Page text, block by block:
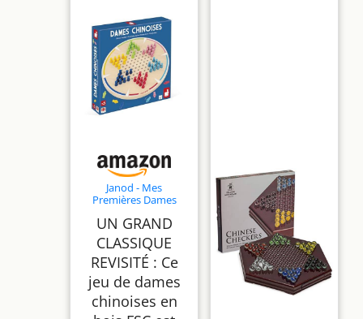
Janod - Mes
Premières Dames
en Bois + 60 Pions
Colorés - 2 à 6 Joueurs
- Jeu de Société
Classique pour Enfant
Dès 5 Ans
UN GRAND
CLASSIQUE
REVISITÉ : Ce
jeu de dames
chinoises en